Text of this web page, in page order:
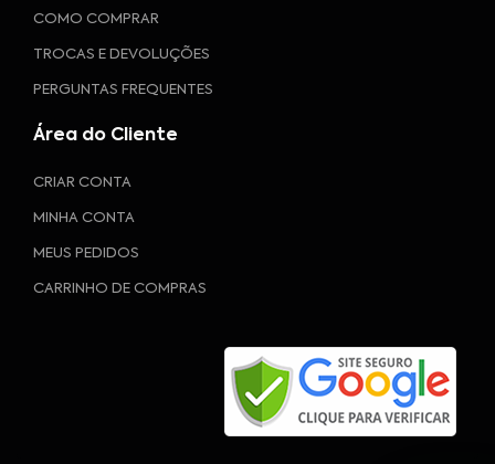
COMO COMPRAR
TROCAS E DEVOLUÇÕES
PERGUNTAS FREQUENTES
Área do Cliente
CRIAR CONTA
MINHA CONTA
MEUS PEDIDOS
CARRINHO DE COMPRAS